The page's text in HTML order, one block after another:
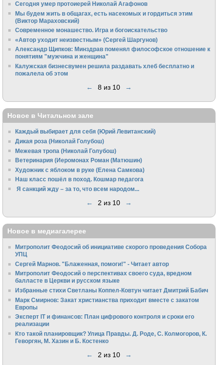
Сегодня умер протоиерей Николай Агафонов
Мы будем жить в общагах, есть насекомых и гордиться этим
(Виктор Мараховский)
Cовременное монашество. Игра и богоискательство
«Автор уходит неизвестным» (Сергей Шаргунов)
Александр Щипков: Минздрав поменял философское отношение к
понятиям "мужчина и женщина"
Калужская бизнесвумен решила раздавать хлеб бесплатно и
пожалела об этом
← 8 из 10 →
Новое в Читальном зале
Каждый выбирает для себя (Юрий Левитанский)
Дикая роза (Николай Голубош)
Межевая тропа (Николай Голубош)
Ветеринария (Иеромонах Роман (Матюшин)
Художник с яблоком в руке (Елена Самкова)
Наш класс пошёл в поход. Кошмар педагога
Я санкций жду – за то, что всем народом...
← 2 из 10 →
Новое в медиагалерее
Митрополит Феодосий об инициативе скорого проведения Собора
УПЦ
Сергей Марнов. "Блаженная, помоги!" - Читает автор
Митрополит Феодосий о перспективах своего суда, вредном
балласте в Церкви и русском языке
Избранные стихи Светланы Коппел-Ковтун читает Дмитрий Бабич
Марк Смирнов: Закат христианства приходит вместе с закатом
Европы
Эксперт IT и финансов: План цифрового контроля и сроки его
реализации
Кто такой планировщик? Улица Правды. Д. Роде, С. Колмогоров, К.
Геворгян, М. Хазин и Б. Костенко
← 2 из 10 →